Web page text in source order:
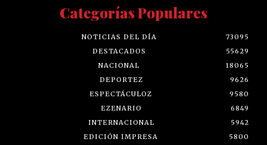
Categorías Populares
NOTICIAS DEL DÍA
73095
DESTACADOS
55629
NACIONAL
18065
DEPORTEZ
9626
ESPECTÁCULOZ
9580
EZENARIO
6849
INTERNACIONAL
5942
EDICIÓN IMPRESA
5800